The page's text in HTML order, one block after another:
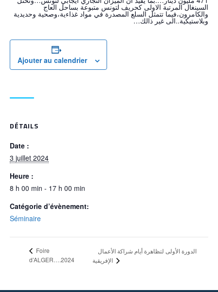
السينغال المرتبة الاولى كحريف لتونس متبوعة بساحل العاج
والكامرون،فيما تتمثل السلع المصدرة في مواد غذاءية،وصحية وحديدية
وبلاستيكية..الى غير ذالك…
Ajouter au calendrier
DÉTAILS
Date :
3 juillet 2024
Heure :
8 h 00 min - 17 h 00 min
Catégorie d’évènement:
Séminaire
Foire
d’ALGER….2024
الدورة الأولى لتظاهرة أيام شراكة الأعمال
الإفريقية